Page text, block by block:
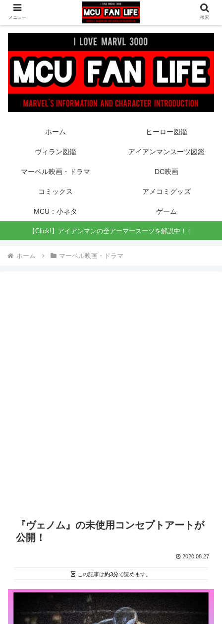
ヒーロー映画やコミック、フィギュアなどマーベル最新情報をお届け！時々
DCもあり！
ホーム ヒーロー図鑑
ヴィラン図鑑 アイアンマンスーツ図鑑
マーベル映画・ドラマ DC映画
コミックス アメコミグッズ
MCU：小ネタ ゲーム
【Click!】アイアンマンの全アーマースーツを解説中！！
ホーム マーベル映画・ドラマ
『ヴェノム』の未使用コンセプトアートが
公開！
2020.08.27
この記事は約3分で読めます。
メニュー 検索